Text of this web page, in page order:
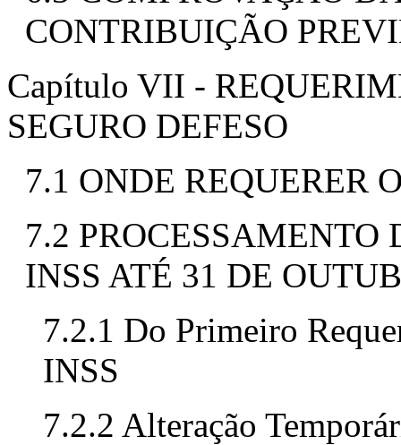
CONTRIBUIÇÃO
Capítulo VII -
SEGURO DEFESO
7.1 ONDE REQUERER
7.2 PROCESSAMENTO
INSS ATÉ 31 DE
7.2.1 Do Primeiro
INSS
7.2.2 Alteração